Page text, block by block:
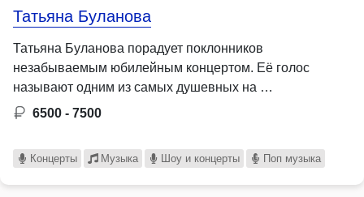
Татьяна Буланова
Татьяна Буланова порадует поклонников
незабываемым юбилейным концертом. Её голос
называют одним из самых душевных на …
6500 - 7500
Концерты Музыка Шоу и концерты Поп музыка